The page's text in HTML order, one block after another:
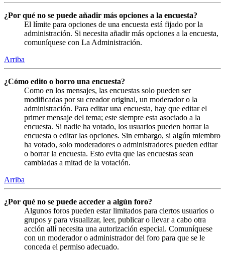
¿Por qué no se puede añadir más opciones a la encuesta?
El límite para opciones de una encuesta está fijado por la
administración. Si necesita añadir más opciones a la encuesta,
comuníquese con La Administración.
Arriba
¿Cómo edito o borro una encuesta?
Como en los mensajes, las encuestas solo pueden ser
modificadas por su creador original, un moderador o la
administración. Para editar una encuesta, hay que editar el
primer mensaje del tema; este siempre esta asociado a la
encuesta. Si nadie ha votado, los usuarios pueden borrar la
encuesta o editar las opciones. Sin embargo, si algún miembro
ha votado, solo moderadores o administradores pueden editar
o borrar la encuesta. Esto evita que las encuestas sean
cambiadas a mitad de la votación.
Arriba
¿Por qué no se puede acceder a algún foro?
Algunos foros pueden estar limitados para ciertos usuarios o
grupos y para visualizar, leer, publicar o llevar a cabo otra
acción allí necesita una autorización especial. Comuníquese
con un moderador o administrador del foro para que se le
conceda el permiso adecuado.